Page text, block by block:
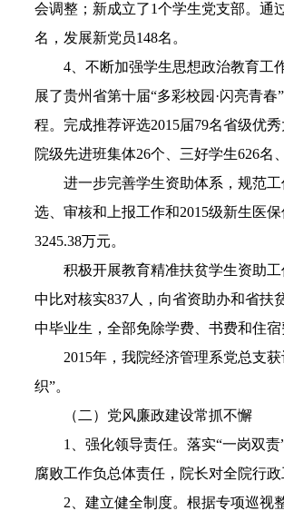
会调整；新成立了1个学生党支部。通
名，发展新党员148名。
4、不断加强学生思想政治教育工作
展了贵州省第十届“多彩校园·闪亮青
程。完成推荐评选2015届79名省级优
院级先进班集体26个、三好学生626名
进一步完善学生资助体系，规范工
选、审核和上报工作和2015级新生医
3245.38万元。
积极开展教育精准扶贫学生资助工
中比对核实837人，向省资助办和省扶
中毕业生，全部免除学费、书费和住
2015年，我院经济管理系党总支获
织”。
（二）党风廉政建设常抓不懈
1、强化领导责任。落实“一岗双责”
腐败工作负总体责任，院长对全院行
2、建立健全制度。根据专项巡视整